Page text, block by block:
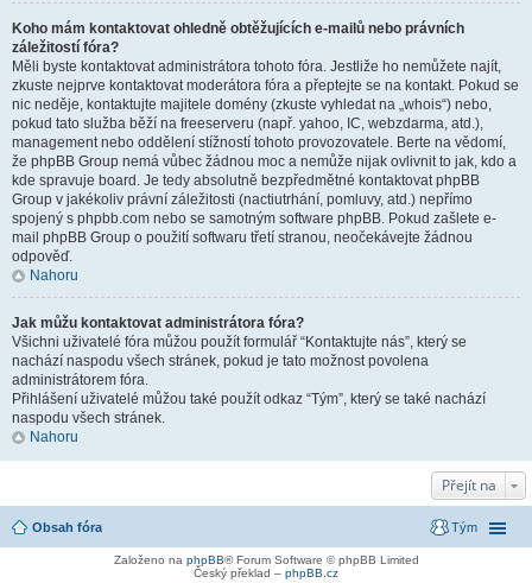
Koho mám kontaktovat ohledně obtěžujících e-mailů nebo právních
záležitostí fóra?
Měli byste kontaktovat administrátora tohoto fóra. Jestliže ho nemůžete najít,
zkuste nejprve kontaktovat moderátora fóra a přeptejte se na kontakt. Pokud se
nic neděje, kontaktujte majitele domény (zkuste vyhledat na „whois“) nebo,
pokud tato služba běží na freeserveru (např. yahoo, IC, webzdarma, atd.),
management nebo oddělení stížností tohoto provozovatele. Berte na vědomí,
že phpBB Group nemá vůbec žádnou moc a nemůže nijak ovlivnit to jak, kdo a
kde spravuje board. Je tedy absolutně bezpředmětné kontaktovat phpBB
Group v jakékoliv právní záležitosti (nactiutrhání, pomluvy, atd.) nepřímo
spojený s phpbb.com nebo se samotným software phpBB. Pokud zašlete e-
mail phpBB Group o použití softwaru třetí stranou, neočekávejte žádnou
odpověď.
Nahoru
Jak můžu kontaktovat administrátora fóra?
Všichni uživatelé fóra můžou použít formulář “Kontaktujte nás”, který se
nachází naspodu všech stránek, pokud je tato možnost povolena
administrátorem fóra.
Přihlášení uživatelé můžou také použít odkaz “Tým”, který se také nachází
naspodu všech stránek.
Nahoru
Přejít na
Obsah fóra Tým
Založeno na phpBB® Forum Software © phpBB Limited
Český překlad – phpBB.cz